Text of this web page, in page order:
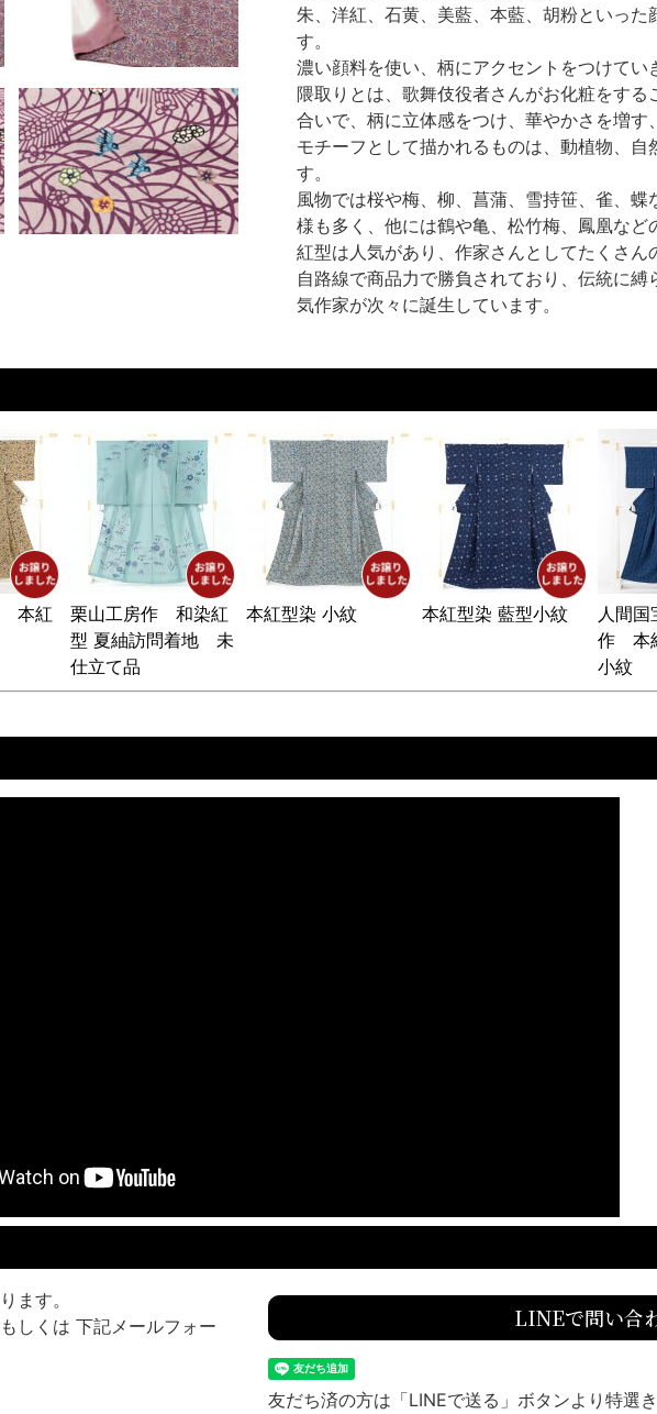
朱、洋紅、石黄、美藍、本藍、胡粉といった
す。
濃い顔料を使い、柄にアクセントをつけてい
隈取りとは、歌舞伎役者さんがお化粧をす
合いで、柄に立体感をつけ、華やかさを増す
モチーフとして描かれるものは、動植物、
す。
風物では桜や梅、柳、菖蒲、雪持笹、雀、
様も多く、他には鶴や亀、松竹梅、鳳凰など
紅型は人気があり、作家さんとしてたくさ
自路線で商品力で勝負されており、伝統に
気作家が次々に誕生しています。
本紅
栗山工房作 和染紅
型 夏紬訪問着地 未
仕立て品
本紅型染 小紋 本紅型染 藍型小紋
人間国
作 本
小紋
ます。
しくは 下記メールフォー
LINEで問い合
友だち済の方は「LINEで送る」ボタンより特選